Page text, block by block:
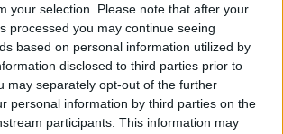
your selection. Please note that after your
processed you may continue seeing
based on personal information utilized by
disclosed to third parties prior to
may separately opt-out of the further
personal information by third parties on the
participants. This information may
Ball, collab in arrivo?